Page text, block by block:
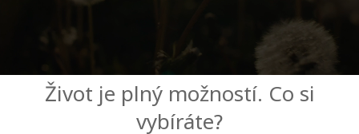
Access
BarsŽivot je plný možností. Co si
vybíráte?